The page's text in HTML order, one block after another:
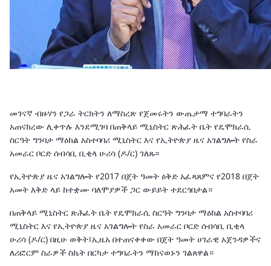
መገናኛ ብዙሃን የጋራ ትርክትን ለማስረጽ የጀመሩትን ውጤታማ ተግባራትን
አጠናክረው ሊቀጥሉ እንደሚገባ በጠቅላይ ሚኒስትር ጽሕፈት ቤት የዴሞክራሲ
ስርዓት ግንባታ ማዕከል አስተባባሪ ሚኒስትር እና የኢትዮጵያ ዜና አገልግሎት የስራ
አመራር ቦርድ ሰብሳቢ ቢቂላ ሁሪሳ (ዶ/ር) ገለጹ፡፡
የኢትዮጵያ ዜና አገልግሎት የ2017 በጀት ዓመት ዕቅድ አፈጻጸምና የ2018 በጀት
አመት እቅድ ላይ ከተቋሙ ባለሞያዎች ጋር ውይይት ተደርጎበታል።
በጠቅላይ ሚኒስትር ጽሕፈት ቤት የዴሞክራሲ ስርዓት ግንባታ ማዕከል አስተባባሪ
ሚኒስትር እና የኢትዮጵያ ዜና አገልግሎት የስራ አመራር ቦርድ ሰብሳቢ ቢቂላ
ሁሪሳ (ዶ/ር) በዚሁ ወቅት፤ኢዜአ በተጠናቀቀው በጀት ዓመት ሀገራዊ አጀንዳዎችና
ለሪፎርም ስራዎች ስኬት በርካታ ተግባራትን ማከናወኑን ገልጸዋል።